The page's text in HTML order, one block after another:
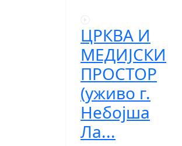
ЦРКВА И
МЕДИЈСКИ
ПРОСТОР
(уживо г.
Небојша
Ла...